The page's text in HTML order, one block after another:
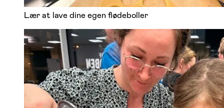
Lær at lave dine egen flødeboller